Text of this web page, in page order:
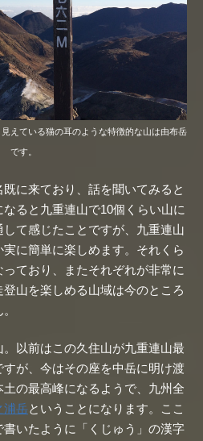
えている猫の耳のような特徴的な山は由布岳
です。
に来ており、話を聞いてみると
ると九重連山で10個くらい山に
て感じたことですが、九重連山
に簡単に楽しめます。それくら
ており、またそれぞれが非常に
山を楽しめる山域は今のところ
以前はこの久住山が九重連山最
が、今はその座を中岳に明け渡
の最高峰になるようで、九州全
浦岳ということになります。ここ
いたように「くじゅう」の漢字